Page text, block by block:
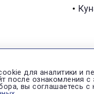
для аналитики и
после ознакомления
вы соглашаетесь с